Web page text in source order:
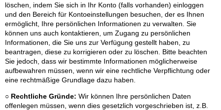
löschen, indem Sie sich in Ihr Konto (falls vorhanden) einloggen
und den Bereich für Kontoeinstellungen besuchen, der es Ihnen
ermöglicht, Ihre persönlichen Informationen zu verwalten. Sie
können uns auch kontaktieren, um Zugang zu persönlichen
Informationen, die Sie uns zur Verfügung gestellt haben, zu
beantragen, diese zu korrigieren oder zu löschen. Bitte beachten
Sie jedoch, dass wir bestimmte Informationen möglicherweise
aufbewahren müssen, wenn wir eine rechtliche Verpflichtung oder
eine rechtmäßige Grundlage dazu haben.
○ Rechtliche Gründe: Wir können Ihre persönlichen Daten
offenlegen müssen, wenn dies gesetzlich vorgeschrieben ist, z.B.